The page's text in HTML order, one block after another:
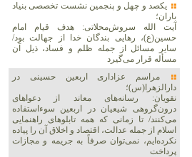
یکصد و چهل و پنجمین نشست تخصصی بنیاد
باران؛
آیت الله سروش‌محلاتی: هدف قیام امام
حسین(ع)، رهایی بندگان خدا از جهالت بود/
سایر مسائل از جمله ظلم و فساد، ذیل آن
مسأله قرار می‌گیرد
مراسم عزاداری اربعین حسینی در
دارالزهرا(س)؛
نقویان: رسانه‌های معاند از دعواهای
درون‌گروهی شیعیان در اربعین سوءاستفاده
می‌کنند/ تا زمانی که همه تابلوهای راهنمایی
اسلام از جمله عدالت، اقتصاد و اخلاق آن را پیاده
نکرده‌ایم، نمی‌توان صرفاً به جریمه و مجازات
پرداخت